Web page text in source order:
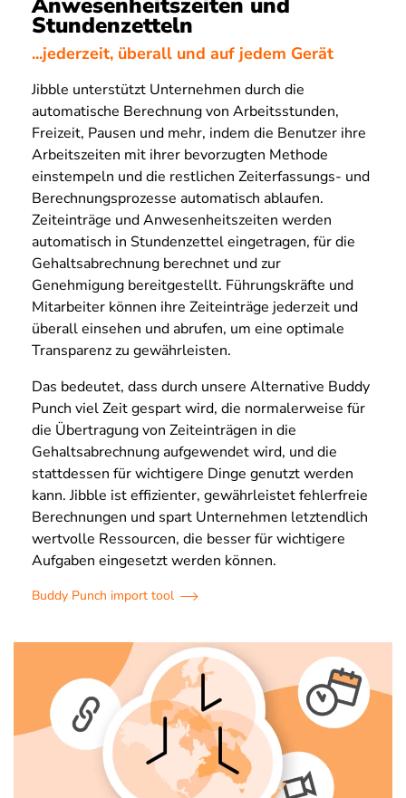
Stundenzetteln
...jederzeit, überall und auf jedem Gerät
Jibble unterstützt Unternehmen durch die
automatische Berechnung von Arbeitsstunden,
Freizeit, Pausen und mehr, indem die Benutzer ihre
Arbeitszeiten mit ihrer bevorzugten Methode
einstempeln und die restlichen Zeiterfassungs- und
Berechnungsprozesse automatisch ablaufen.
Zeiteinträge und Anwesenheitszeiten werden
automatisch in Stundenzettel eingetragen, für die
Gehaltsabrechnung berechnet und zur
Genehmigung bereitgestellt. Führungskräfte und
Mitarbeiter können ihre Zeiteinträge jederzeit und
überall einsehen und abrufen, um eine optimale
Transparenz zu gewährleisten.
Das bedeutet, dass durch unsere Alternative Buddy
Punch viel Zeit gespart wird, die normalerweise für
die Übertragung von Zeiteinträgen in die
Gehaltsabrechnung aufgewendet wird, und die
stattdessen für wichtigere Dinge genutzt werden
kann. Jibble ist effizienter, gewährleistet fehlerfreie
Berechnungen und spart Unternehmen letztendlich
wertvolle Ressourcen, die besser für wichtigere
Aufgaben eingesetzt werden können.
Buddy Punch import tool